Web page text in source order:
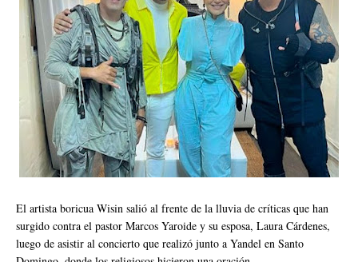
El artista boricua Wisin salió al frente de la lluvia de críticas que han
surgido contra el pastor Marcos Yaroide y su esposa, Laura Cárdenes,
luego de asistir al concierto que realizó junto a Yandel en Santo